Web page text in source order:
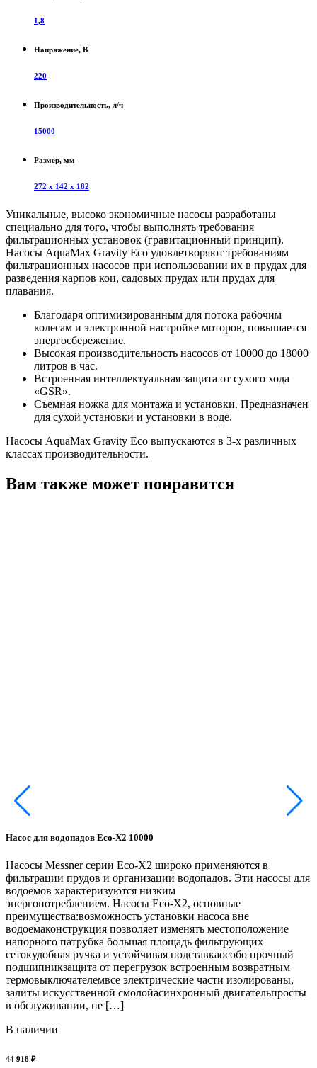
1,8
Напряжение, В
220
Производительность, л/ч
15000
Размер, мм
272 х 142 х 182
Уникальные, высоко экономичные насосы разработаны
специально для того, чтобы выполнять требования
фильтрационных установок (гравитационный принцип).
Насосы AquaMax Gravity Eco удовлетворяют требованиям
фильтрационных насосов при использовании их в прудах для
разведения карпов кои, садовых прудах или прудах для
плавания.
Благодаря оптимизированным для потока рабочим
колесам и электронной настройке моторов, повышается
энергосбережение.
Высокая производительность насосов от 10000 до 18000
литров в час.
Встроенная интеллектуальная защита от сухого хода
«GSR».
Съемная ножка для монтажа и установки. Предназначен
для сухой установки и установки в воде.
Насосы AquaMax Gravity Eco выпускаются в 3-х различных
классах производительности.
Вам также может понравится
Насос для водопадов Eco-X2 10000
Насосы Messner серии Eco-X2 широко применяются в
фильтрации прудов и организации водопадов. Эти насосы для
водоемов характеризуются низким
энергопотреблением. Насосы Eco-X2, основные
преимущества:возможность установки насоса вне
водоемаконструкция позволяет изменять местоположение
напорного патрубка большая площадь фильтрующих
сетокудобная ручка и устойчивая подставкаособо прочный
подшипникзащита от перегрузок встроенным возвратным
термовыключателемвсе электрические части изолированы,
залиты искусственной смолойасинхронный двигательпросты
в обслуживании, не […]
В наличии
44 918 ₽